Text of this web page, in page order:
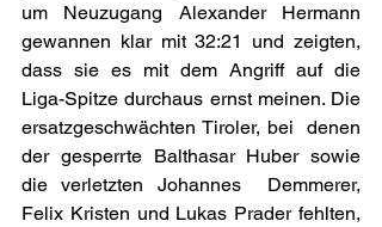
um Neuzugang Alexander Hermann
gewannen klar mit 32:21 und zeigten,
dass sie es mit dem Angriff auf die
Liga-Spitze durchaus ernst meinen. Die
ersatzgeschwächten Tiroler, bei  denen
der gesperrte Balthasar Huber sowie
die verletzten Johannes  Demmerer,
Felix Kristen und Lukas Prader fehlten,